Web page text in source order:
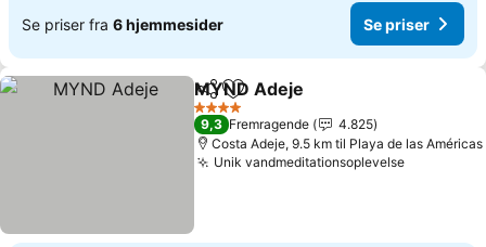
Se priser fra 6 hjemmesider Se priser
Del Føj til favoritter
MYND Adeje
4 Stjerner
9,3 Fremragende
4.825
Costa Adeje, 9.5 km til Playa de las Américas
Unik vandmeditationsoplevelseSe priser